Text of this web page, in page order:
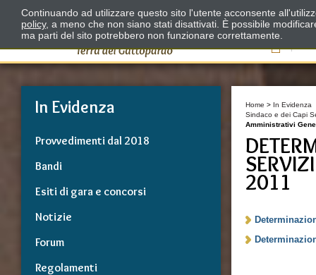
Il
In Evidenza
Provvedimenti dal 2018
Bandi
Esiti di gara e concorsi
Notizie
Forum
Regolamenti
Home > In Evidenza
Sindaco e dei Capi
Amministrativi
2011
Continuando ad utilizzare questo sito l'utente acconsente
policy, a meno che non siano stati disattivati. È possibile
ma parti del sito potrebbero non funzionare correttamente.